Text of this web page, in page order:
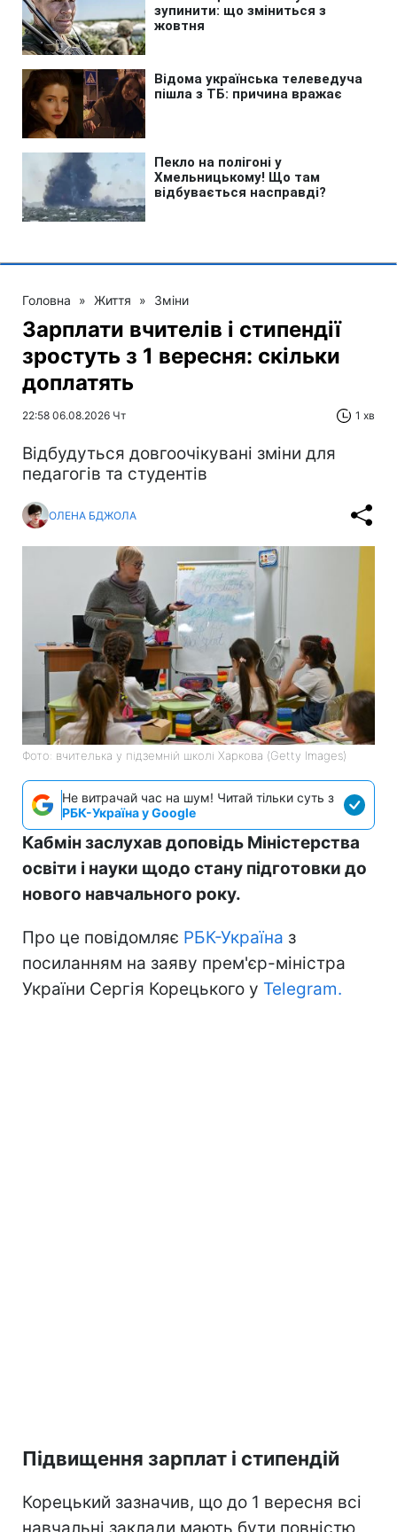
Головна » Життя » Зміни
Зарплати вчителів і стипендії
зростуть з 1 вересня: скільки
доплатять
22:58 06.08.2026 Чт 1 хв
Відбудуться довгоочікувані зміни для
педагогів та студентів
ОЛЕНА БДЖОЛА
Фото: вчителька у підземній школі Харкова (Getty Images)
Не витрачай час на шум! Читай тільки суть з
РБК-Україна у Google
Кабмін заслухав доповідь Міністерства
освіти і науки щодо стану підготовки до
нового навчального року.
Про це повідомляє РБК-Україна з
посиланням на заяву прем'єр-міністра
України Сергія Корецького у Telegram.
Підвищення зарплат і стипендій
Корецький зазначив, що до 1 вересня всі